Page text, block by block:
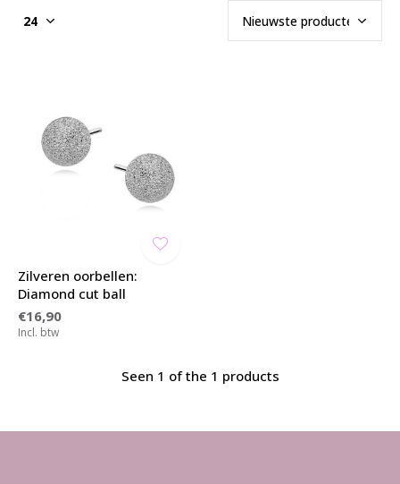
Zilveren oorbellen:
Diamond cut ball
€16,90
Incl. btw
Seen 1 of the 1 products